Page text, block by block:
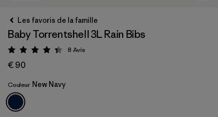
New Navy
Les favoris de la famille
Baby Torrentshell 3L Rain Bibs
Évaluation: 4.4 / 5
8 Avis
€ 90
Couleur New Navy